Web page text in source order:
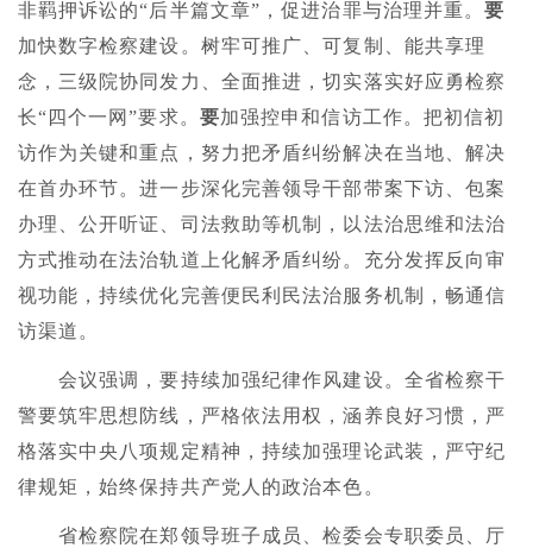
非羁押诉讼的“后半篇文章”，促进治罪与治理并重。要
加快数字检察建设。树牢可推广、可复制、能共享理
念，三级院协同发力、全面推进，切实落实好应勇检察
长“四个一网”要求。 要加强控申和信访工作。把初信初
访作为关键和重点，努力把矛盾纠纷解决在当地、解决
在首办环节。进一步深化完善领导干部带案下访、包案
办理、公开听证、司法救助等机制，以法治思维和法治
方式推动在法治轨道上化解矛盾纠纷。充分发挥反向审
视功能，持续优化完善便民利民法治服务机制，畅通信
访渠道。
会议强调，要持续加强纪律作风建设。全省检察干
警要筑牢思想防线，严格依法用权，涵养良好习惯，严
格落实中央八项规定精神，持续加强理论武装，严守纪
律规矩，始终保持共产党人的政治本色。
省检察院在郑领导班子成员、检委会专职委员、厅